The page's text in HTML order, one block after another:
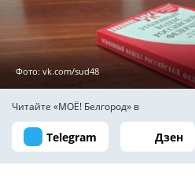
Фото: vk.com/sud48
Читайте «МОЁ! Белгород» в
Telegram Дзен